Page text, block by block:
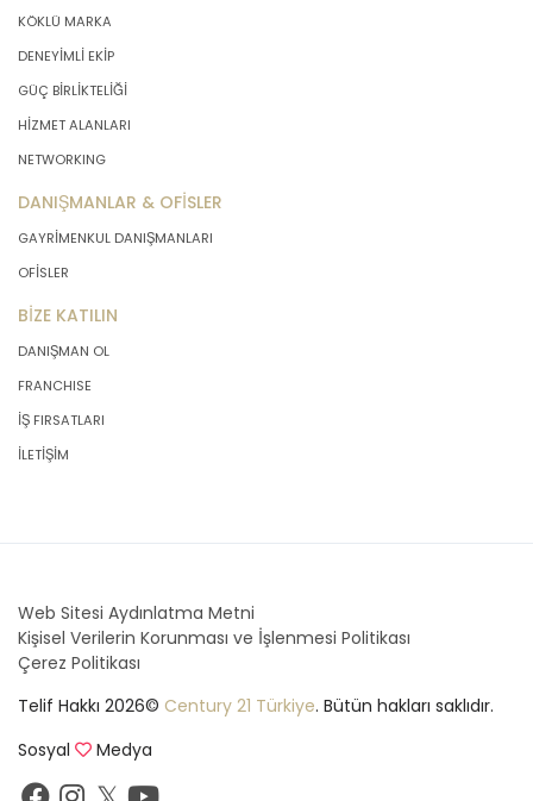
KÖKLÜ MARKA
DENEYİMLİ EKİP
GÜÇ BİRLİKTELİĞİ
HİZMET ALANLARI
NETWORKING
DANIŞMANLAR & OFİSLER
GAYRİMENKUL DANIŞMANLARI
OFİSLER
BİZE KATILIN
DANIŞMAN OL
FRANCHISE
İŞ FIRSATLARI
İLETİŞİM
Web Sitesi Aydınlatma Metni
Kişisel Verilerin Korunması ve İşlenmesi Politikası
Çerez Politikası
Telif Hakkı 2026© Century 21 Türkiye. Bütün hakları saklıdır.
Sosyal
Medya